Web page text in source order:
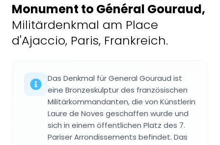
Monument to Général Gouraud,
Militärdenkmal am Place
d'Ajaccio, Paris, Frankreich.
Das Denkmal für General Gouraud ist
eine Bronzeskulptur des französischen
Militärkommandanten, die von Künstlerin
Laure de Noves geschaffen wurde und
sich in einem öffentlichen Platz des 7.
Pariser Arrondissements befindet. Das